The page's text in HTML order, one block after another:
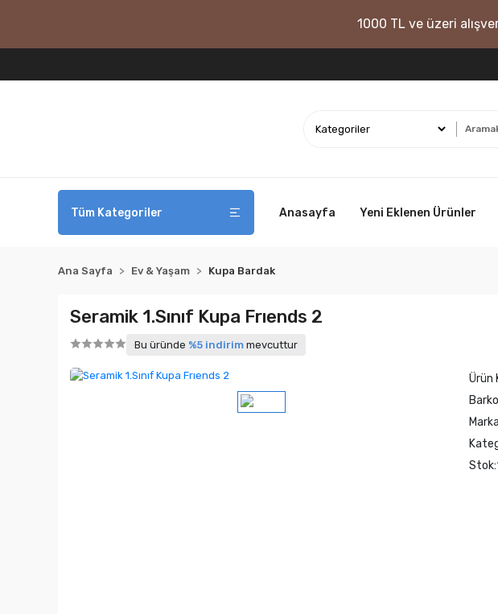
1000 TL ve üzeri
Tüm Kategoriler Anasayfa Yeni Eklenen Ürünler
Ana Sayfa Ev & Yaşam Kupa Bardak
Seramik 1.Sınıf Kupa Frıends 2
Bu üründe %5 indirim mevcuttur
Ürün
Stok: